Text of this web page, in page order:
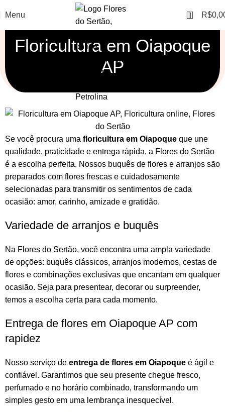
Menu 0 R$
Floricultura em Oiapoque
AP
Se você procura uma floricultura em Oiapoque que une
qualidade, praticidade e entrega rápida, a Flores do Sertão
é a escolha perfeita. Nossos buquês de flores e arranjos são
preparados com flores frescas e cuidadosamente
selecionadas para transmitir os sentimentos de cada
ocasião: amor, carinho, amizade e gratidão.
Variedade de arranjos e buquês
Na Flores do Sertão, você encontra uma ampla variedade
de opções: buquês clássicos, arranjos modernos, cestas de
flores e combinações exclusivas que encantam em qualquer
ocasião. Seja para presentear, decorar ou surpreender,
temos a escolha certa para cada momento.
Entrega de flores em Oiapoque AP com
rapidez
Nosso serviço de entrega de flores em Oiapoque é ágil e
confiável. Garantimos que seu presente chegue fresco,
perfumado e no horário combinado, transformando um
simples gesto em uma lembrança inesquecível.